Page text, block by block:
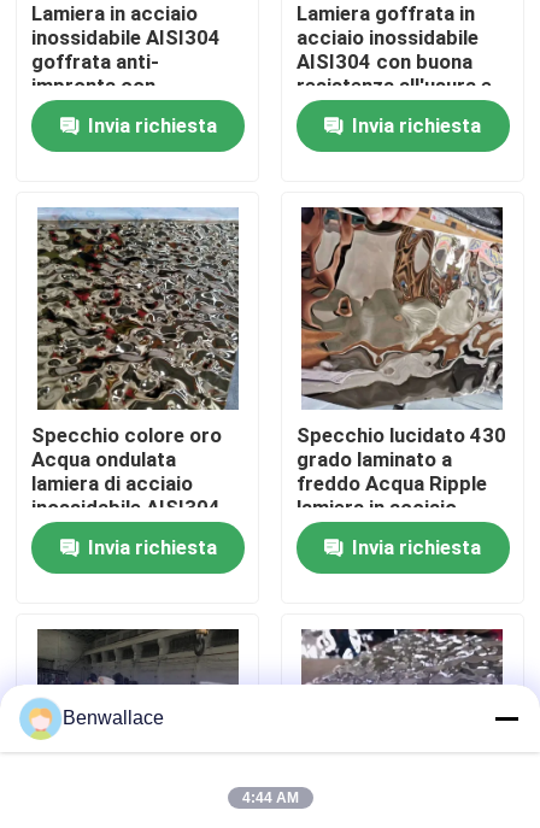
Casa.
Prodotti
Video
Su di noi
visita della fabbrica
Controllo della qualità
Notizie
Casi
Lamiera in acciaio
inossidabile AISI304
goffrata anti-
impronta con
spessore da 0,4 a 3,0
mm per applicazioni
architettoniche
Invia richiesta
Lamiera goffrata in
acciaio inossidabile
AISI304 con buona
resistenza all'usura e
superficie goffrata
per applicazioni
decorative
Invia richiesta
Specchio colore oro
Acqua ondulata
lamiera di acciaio
inossidabile AISI304
AISI316L per la
decorazione del
soffitto
Invia richiesta
Specchio lucidato 430
grado laminato a
freddo Acqua Ripple
lamiera in acciaio
inossidabile con
colore PVDInvia richiesta
Benwallace
4:44 AM